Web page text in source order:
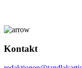
Kontakt